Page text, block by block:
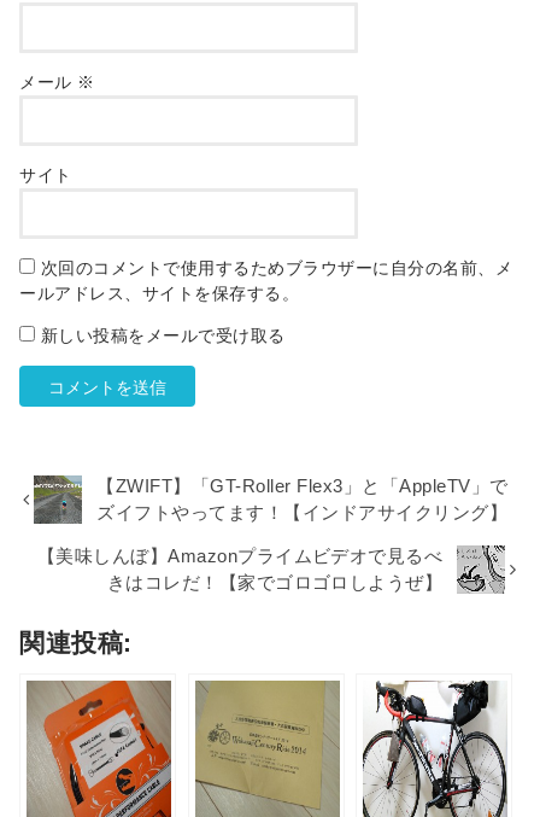
メール ※
サイト
次回のコメントで使用するためブラウザーに自分の名前、メ
ールアドレス、サイトを保存する。
新しい投稿をメールで受け取る
【ZWIFT】「GT-Roller Flex3」と「AppleTV」で
ズイフトやってます！【インドアサイクリング】
【美味しんぼ】Amazonプライムビデオで見るべ
きはコレだ！【家でゴロゴロしようぜ】
関連投稿: